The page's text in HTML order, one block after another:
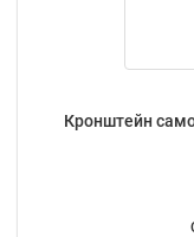
Кронштейн